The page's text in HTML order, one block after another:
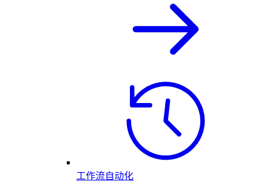
工作流自动化